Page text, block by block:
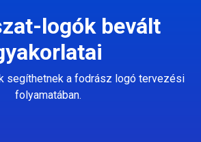
logók bevált
segíthetnek a fodrász logó tervezési
folyamatában.